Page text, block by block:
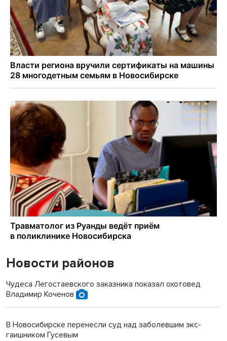
Новости районов
Чудеса Легостаевского заказника показал охотовед
Владимир Коченов
В Новосибирске перенесли суд над заболевшим экс-
гаишником Гусевым